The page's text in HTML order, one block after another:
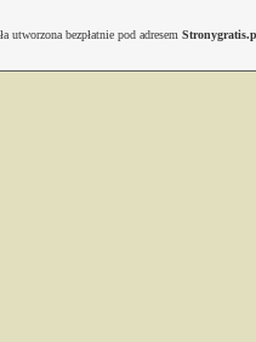
utworzona bezpłatnie pod adresem